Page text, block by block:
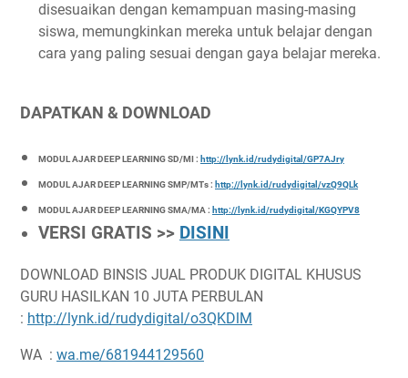
disesuaikan dengan kemampuan masing-masing
siswa, memungkinkan mereka untuk belajar dengan
cara yang paling sesuai dengan gaya belajar mereka.
DAPATKAN & DOWNLOAD
MODUL AJAR DEEP LEARNING SD/MI : http://lynk.id/rudydigital/GP7AJry
MODUL AJAR DEEP LEARNING SMP/MTs : http://lynk.id/rudydigital/vzQ9QLk
MODUL AJAR DEEP LEARNING SMA/MA : http://lynk.id/rudydigital/KGQYPV8
VERSI GRATIS >> DISINI
DOWNLOAD BINSIS JUAL PRODUK DIGITAL KHUSUS
GURU HASILKAN 10 JUTA PERBULAN
: http://lynk.id/rudydigital/o3QKDlM
WA : wa.me/681944129560